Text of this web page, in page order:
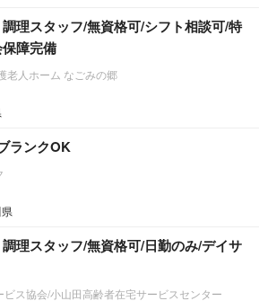
調理スタッフ/無資格可/シフト相談可/特
障完備
老人ホーム なごみの郷
ランクOK
調理スタッフ/無資格可/日勤のみ/デイサ
ス協会/小山田高齢者在宅サービスセンター